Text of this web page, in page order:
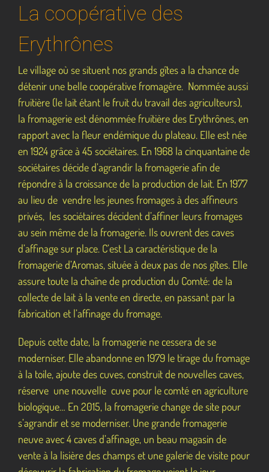
La coopérative des
Erythrônes
Le village où se situent nos grands gîtes a la chance de
détenir une belle coopérative fromagère. Nommée aussi
fruitière (le lait étant le fruit du travail des agriculteurs),
la fromagerie est dénommée fruitière des Erythrônes, en
rapport avec la fleur endémique du plateau. Elle est née
en 1924 grâce à 45 sociétaires. En 1968 la cinquantaine de
sociétaires décide d’agrandir la fromagerie afin de
répondre à la croissance de la production de lait. En 1977
au lieu de vendre les jeunes fromages à des affineurs
privés, les sociétaires décident d’affiner leurs fromages
au sein même de la fromagerie. Ils ouvrent des caves
d’affinage sur place. C’est La caractéristique de la
fromagerie d’Aromas, située à deux pas de nos gîtes. Elle
assure toute la chaîne de production du Comté: de la
collecte de lait à la vente en directe, en passant par la
fabrication et l’affinage du fromage.
Depuis cette date, la fromagerie ne cessera de se
moderniser. Elle abandonne en 1979 le tirage du fromage
à la toile, ajoute des cuves, construit de nouvelles caves,
réserve une nouvelle cuve pour le comté en agriculture
biologique… En 2015, la fromagerie change de site pour
s’agrandir et se moderniser. Une grande fromagerie
neuve avec 4 caves d’affinage, un beau magasin de
vente à la lisière des champs et une galerie de visite pour